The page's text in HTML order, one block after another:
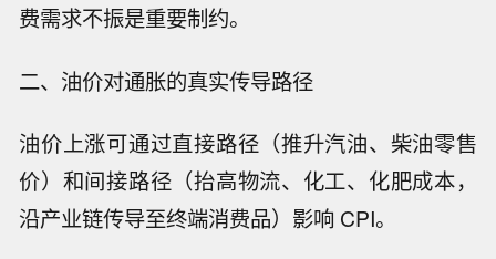
费需求不振是重要制约。
二、油价对通胀的真实传导路径
油价上涨可通过直接路径（推升汽油、柴油零售
价）和间接路径（抬高物流、化工、化肥成本，
沿产业链传导至终端消费品）影响 CPI。